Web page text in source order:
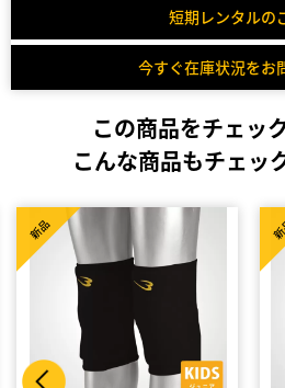
短期レンタルの
今すぐ在庫状況をお
この商品をチェッ
こんな商品もチェッ
新品